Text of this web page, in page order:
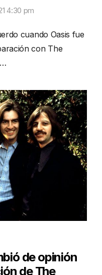
4:30 pm
cuando Oasis fue
con The
de opinión
de The